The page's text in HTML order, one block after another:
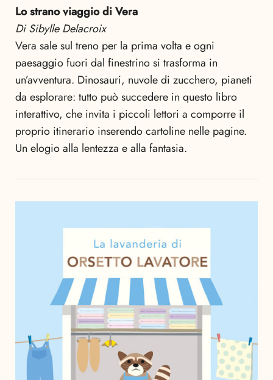
Lo strano viaggio di Vera
Di Sibylle Delacroix
Vera sale sul treno per la prima volta e ogni
paesaggio fuori dal finestrino si trasforma in
un’avventura. Dinosauri, nuvole di zucchero, pianeti
da esplorare: tutto può succedere in questo libro
interattivo, che invita i piccoli lettori a comporre il
proprio itinerario inserendo cartoline nelle pagine.
Un elogio alla lentezza e alla fantasia.